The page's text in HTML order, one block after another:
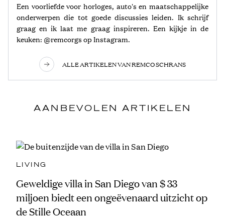
Een voorliefde voor horloges, auto's en maatschappelijke
onderwerpen die tot goede discussies leiden. Ik schrijf
graag en ik laat me graag inspireren. Een kijkje in de
keuken: @remcorgs op Instagram.
ALLE ARTIKELEN VAN REMCO SCHRANS
AANBEVOLEN ARTIKELEN
LIVING
Geweldige villa in San Diego van $ 33
miljoen biedt een ongeëvenaard uitzicht op
de Stille Oceaan